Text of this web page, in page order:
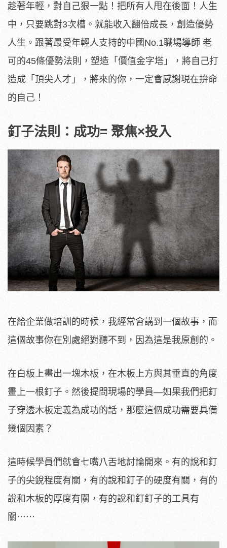
趁著年輕，對自己狠一點！把所有人甩在後面！人生
中，只要跳對3次槽。就能收入翻倍成長，創造優勢
人生。跟著最受年輕人支持的中國No.1職場導師 老
可的45條優勢法則，塑造「價值金字塔」，將自己打
造成「頂尖人才」，將來的你，一定會感謝現在拚命
的自己！
釘子法則：成功= 聚焦×投入
在給企業做培訓的時候，我經常會講到一個故事，而
這個故事你在別處絕對聽不到，因為這是我原創的。
在白板上畫出一塊木板，在木板上方與其垂直的角度
畫上一根釘子。然後提問現場的學員—如果我們把釘
子穿透木板定義為成功的話，那麼這個成功需要具備
幾個因素？
這時候學員們就會七嘴八舌地討論開來。有的說和釘
子的尖銳程度有關，有的說和釘子的硬度有關，有的
說和木板的厚度有關，有的說和釘釘子的工具有
關⋯⋯